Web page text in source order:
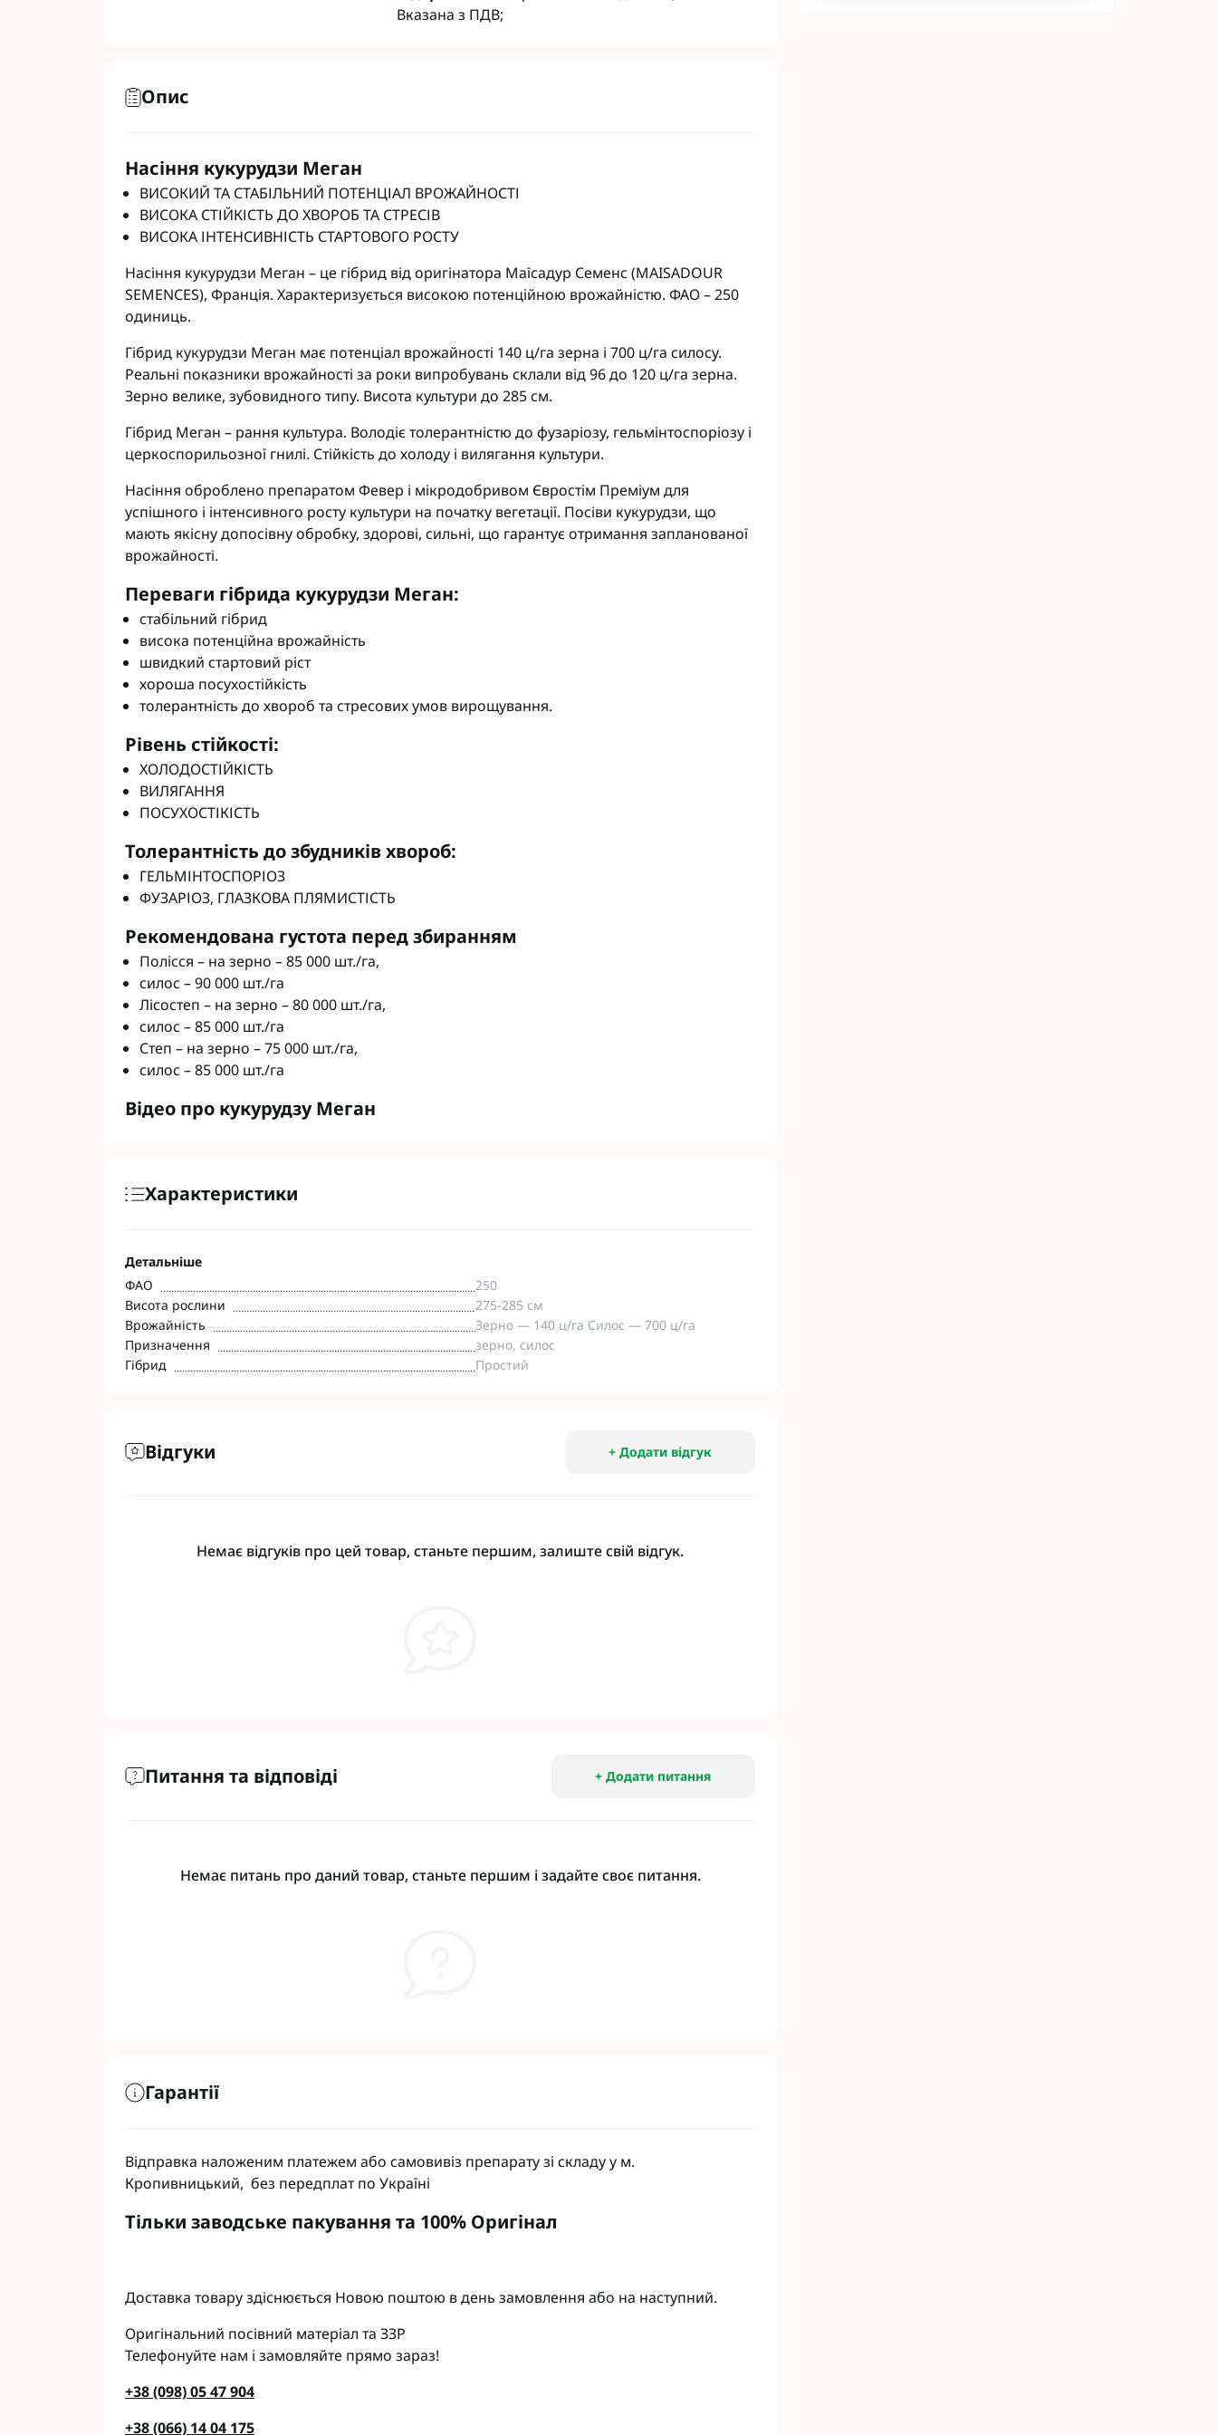
Фунгіциди Для Соняшнику
Фунгіциди Для Винограду
Фунгіциди для Рапса
Фунгіциди для Картоплі
Фунгіциди Для Овочів
Фунгіциди Для Часнику
Контактні фунгіциди
Системні фунгіциди
Фунгіциди АХТ
Фунгіциди Corteva
Фунгіциди Альфа Смарт Агро
Фунгіциди Укравіт
Фунгіциди Химагромаркетинг
Фунгіциди BASF
Фунгіциди NERTUS
Мікродобрива для зернових
Мікродобрива для Ріпаку
Мікродобрива для сої
Мікродобрива StimOrganic
Мікродобрива Humintech
Мікродобрива NERTUS
Мікродобрива Плантоніт
Мікродобрива Альфа Смарт
Агро
Мікродобрива Укравіт
Вказана з ПДВ;
Опис
Насіння кукурудзи Meгaн
ВИСОКИЙ ТА СТАБІЛЬНИЙ ПОТЕНЦІАЛ ВРОЖАЙНОСТІ
ВИСОКА СТІЙКІСТЬ ДО ХВОРОБ ТА СТРЕСІВ
ВИСОКА ІНТЕНСИВНІСТЬ СТАРТОВОГО РОСТУ
Насіння кукурудзи Меган – це гібрид від оригінатора Маїсадур Семенс (MAISADOUR
SEMENCES), Франція. Характеризується високою потенційною врожайністю. ФАО – 250
одиниць.
Гібрид кукурудзи Меган має потенціал врожайності 140 ц/га зерна і 700 ц/га силосу.
Реальні показники врожайності за роки випробувань склали від 96 до 120 ц/га зерна.
Зерно велике, зубовидного типу. Висота культури до 285 см.
Гібрид Меган – рання культура. Володіє толерантністю до фузаріозу, гельмінтоспоріозу і
церкоспорильозної гнилі. Стійкість до холоду і вилягання культури.
Насіння оброблено препаратом Февер і мікродобривом Євростім Преміум для
успішного і інтенсивного росту культури на початку вегетації. Посіви кукурудзи, що
мають якісну допосівну обробку, здорові, сильні, що гарантує отримання запланованої
врожайності.
Переваги гібрида кукурудзи Меган:
стабільний гібрид
висока потенційна врожайність
швидкий стартовий ріст
хороша посухостійкість
толерантність до хвороб та стресових умов вирощування.
Рівень стійкості:
ХОЛОДОСТІЙКІСТЬ
ВИЛЯГАННЯ
ПОСУХОСТІКІСТЬ
Толерантність до збудників хвороб:
ГЕЛЬМІНТОСПОРІОЗ
ФУЗАРІОЗ, ГЛАЗКОВА ПЛЯМИСТІСТЬ
Рекомендована густота перед збиранням
Полісся – на зерно – 85 000 шт./га,
силос – 90 000 шт./га
Лісостеп – на зерно – 80 000 шт./га,
силос – 85 000 шт./га
Степ – на зерно – 75 000 шт./га,
силос – 85 000 шт./га
Відео про кукурудзу Меган
Характеристики
Детальніше
ФАО
250
Висота рослини
275-285 см
Врожайність
Зерно — 140 ц/га Силос — 700 ц/га
Призначення
зерно, силос
Гібрид
Простий
Відгуки + Додати відгук
Немає відгуків про цей товар, станьте першим, залиште свій відгук.
Питання та відповіді + Додати питання
Немає питань про даний товар, станьте першим і задайте своє питання.
Гарантії
Відправка наложеним платежем або самовивіз препарату зі складу у м.
Кропивницький, без передплат по Україні
Тільки заводське пакування та 100% Оригінал
Доставка товару здіснюється Новою поштою в день замовлення або на наступний.
Оригінальний посівний матеріал та ЗЗР
Телефонуйте нам і замовляйте прямо зараз!
+38 (098) 05 47 904
+38 (066) 14 04 175